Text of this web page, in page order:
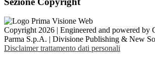
Copyright 2026 | Engineered and powered by
Parma S.p.A. | Divisione Publishing & New
Disclaimer trattamento dati personali